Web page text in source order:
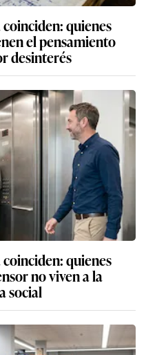
quienes
el pensamiento
desinterés
quienes
no viven a la
social